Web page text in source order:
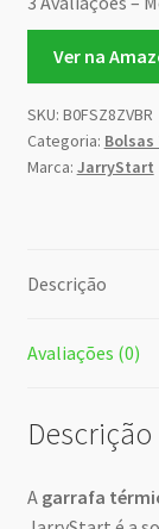
Ver na
SKU: B0FSZ8ZVBR
Categoria: Bolsas
Marca: JarryStart
Descrição
Avaliações (0)
Descrição
A garrafa